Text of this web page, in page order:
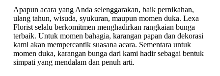
Apapun acara yang Anda selenggarakan, baik pernikahan,
ulang tahun, wisuda, syukuran, maupun momen duka. Lexa
Florist selalu berkomitmen menghadirkan rangkaian bunga
terbaik. Untuk momen bahagia, karangan papan dan dekorasi
kami akan mempercantik suasana acara. Sementara untuk
momen duka, karangan bunga dari kami hadir sebagai bentuk
simpati yang mendalam dan penuh arti.